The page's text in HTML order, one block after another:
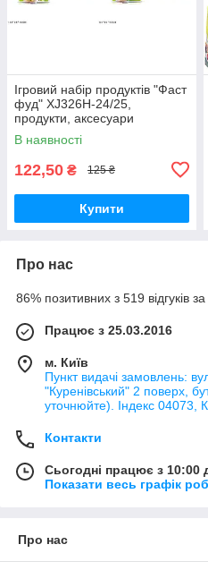
Ігровий набір продуктів "Фаст
фуд" XJ326H-24/25,
продукти, аксесуари
В наявності
122,50 ₴ 125 ₴
Купити
Про нас
86% позитивних з 519 відгуків за
Працює з 25.03.2016
м. Київ
Пункт видачі замовлень:
"Куренівський" 2 поверх,
уточнюйте). Індекс 04073,
Контакти
Сьогодні працює з 10:00
Показати весь графік
Про нас